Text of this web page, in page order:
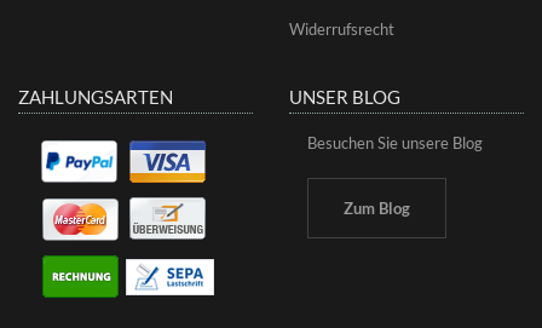
Widerrufsrecht
ZAHLUNGSARTEN UNSER BLOG
Besuchen Sie unsere Blog
Zum Blog